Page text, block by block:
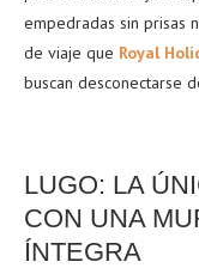
empedradas sin prisas
de viaje que Royal
buscan desconectarse
LUGO: LA
CON UNA
ÍNTEGRA